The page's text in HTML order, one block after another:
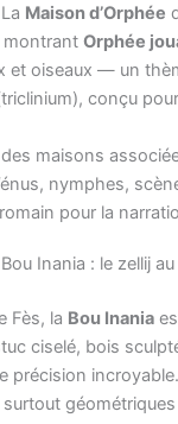
Maison d’Orphée
montrantOrphée
et oiseaux — un
conçu
maisons
nymphes,
pour la
Inania : le zellij
Fès, la Bou Inania
ciselé, bois
précision incroyable.